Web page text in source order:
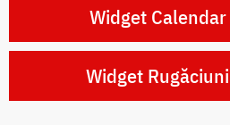
Widget
Widget